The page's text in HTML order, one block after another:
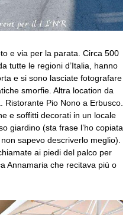
e via per la parata. Circa 500
tutte le regioni d’Italia, hanno
e si sono lasciate fotografare
smorfie. Altra location da
Pio Nono a Erbusco.
e soffitti decorati in un locale
giardino (sta frase l’ho copiata
sapevo descriverlo meglio).
ai piedi del palco per
Annamaria che recitava più o